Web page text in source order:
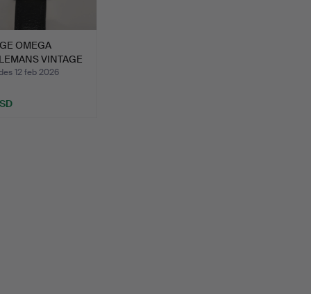
OMEGA
VINTAGE
12 feb 2026